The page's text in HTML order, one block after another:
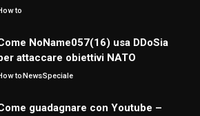
to
NoName057(16) usa DDoSia
attaccare obiettivi NATO
toNewsSpeciale
guadagnare con Youtube –